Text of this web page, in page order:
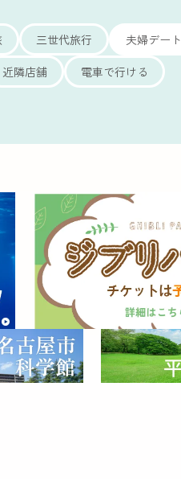
三世代旅行
夫婦デート
近隣店舗 電車で行ける